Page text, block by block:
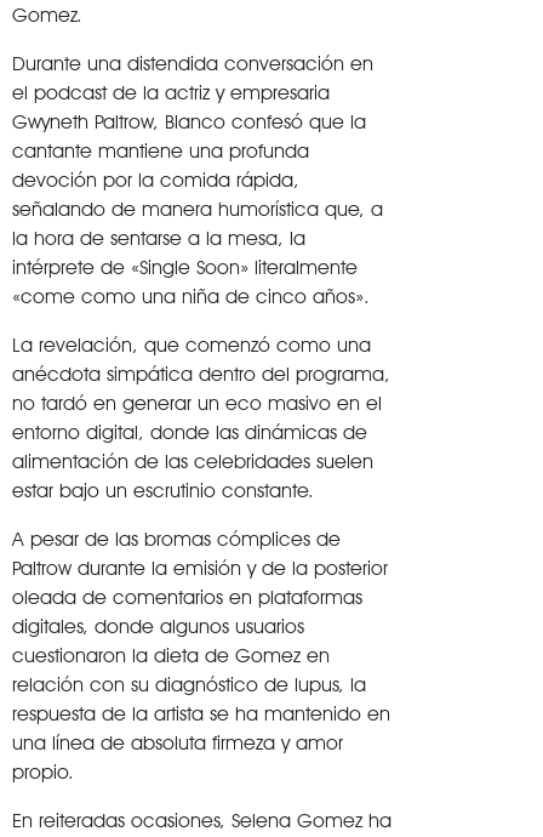
Gomez.
Durante una distendida conversación en
el podcast de la actriz y empresaria
Gwyneth Paltrow, Blanco confesó que la
cantante mantiene una profunda
devoción por la comida rápida,
señalando de manera humorística que, a
la hora de sentarse a la mesa, la
intérprete de «Single Soon» literalmente
«come como una niña de cinco años».
La revelación, que comenzó como una
anécdota simpática dentro del programa,
no tardó en generar un eco masivo en el
entorno digital, donde las dinámicas de
alimentación de las celebridades suelen
estar bajo un escrutinio constante.
A pesar de las bromas cómplices de
Paltrow durante la emisión y de la posterior
oleada de comentarios en plataformas
digitales, donde algunos usuarios
cuestionaron la dieta de Gomez en
relación con su diagnóstico de lupus, la
respuesta de la artista se ha mantenido en
una línea de absoluta firmeza y amor
propio.
En reiteradas ocasiones, Selena Gomez ha